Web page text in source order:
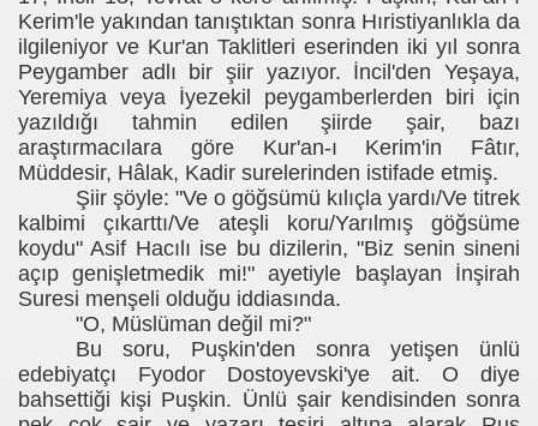
Kerim'le yakından tanıştıktan sonra Hıristiyanlıkla da
ilgileniyor ve Kur'an Taklitleri eserinden iki yıl sonra
Peygamber adlı bir şiir yazıyor. İncil'den Yeşaya,
Yeremiya veya İyezekil peygamberlerden biri için
yazıldığı tahmin edilen şiirde şair, bazı
araştırmacılara göre Kur'an-ı Kerim'in Fâtır,
Müddesir, Hâlak, Kadir surelerinden istifade etmiş.
Şiir şöyle: "Ve o göğsümü kılıçla yardı/Ve titrek
kalbimi çıkarttı/Ve ateşli koru/Yarılmış göğsüme
koydu" Asif Hacılı ise bu dizilerin, "Biz senin sineni
açıp genişletmedik mi!" ayetiyle başlayan İnşirah
Suresi menşeli olduğu iddiasında.
"O, Müslüman değil mi?"
Bu soru, Puşkin'den sonra yetişen ünlü
edebiyatçı Fyodor Dostoyevski'ye ait. O diye
bahsettiği kişi Puşkin. Ünlü şair kendisinden sonra